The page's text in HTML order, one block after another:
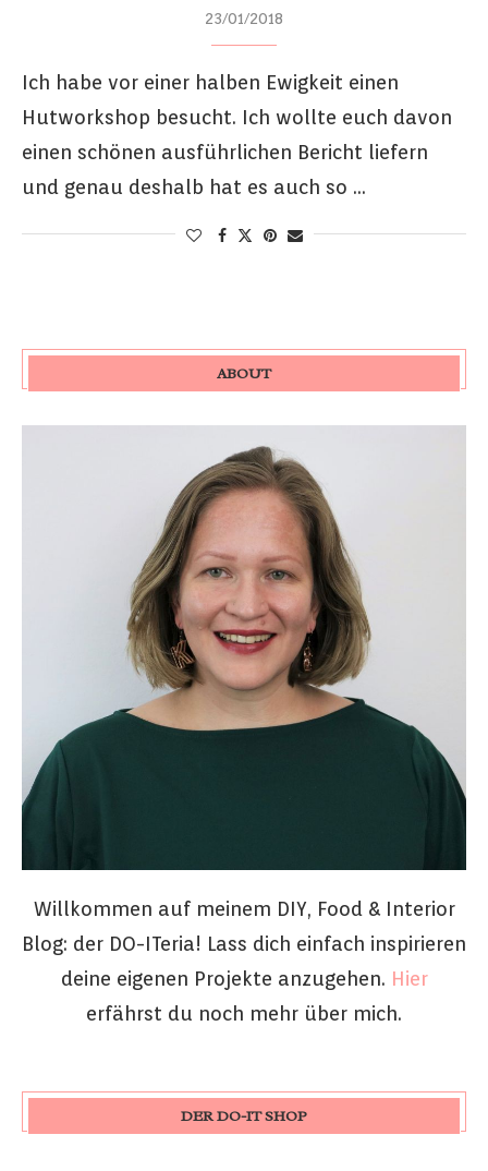
23/01/2018
Ich habe vor einer halben Ewigkeit einen
Hutworkshop besucht. Ich wollte euch davon
einen schönen ausführlichen Bericht liefern
und genau deshalb hat es auch so …
ABOUT
Willkommen auf meinem DIY, Food & Interior
Blog: der DO-ITeria! Lass dich einfach inspirieren
deine eigenen Projekte anzugehen. Hier
erfährst du noch mehr über mich.
DER DO-IT SHOP